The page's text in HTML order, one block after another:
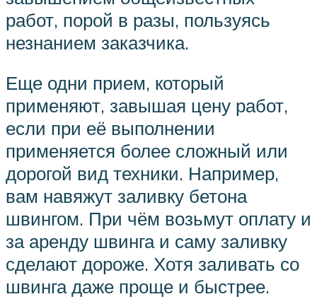
работ, порой в разы, пользуясь
незнанием заказчика.
Еще одни прием, который
применяют, завышая цену работ,
если при её выполнении
применяется более сложный или
дорогой вид техники. Например,
вам навяжут заливку бетона
швингом. При чём возьмут оплату и
за аренду швинга и саму заливку
сделают дороже. Хотя заливать со
швинга даже проще и быстрее.